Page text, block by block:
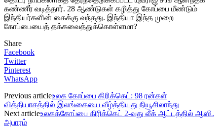
கண்ணீர் வடித்தார். 28 ஆண்டுகள் கழித்து கோப்பை மீண்டும்
இந்தியர்களின் கைக்கு வந்தது. இந்தியா இந்த முறை
கோப்பையைத் தக்கவைத்துக்கொள்ளமா?
Share
Facebook
Twitter
Pinterest
WhatsApp
Previous articleஉலக கோப்பை கிரிக்கெட்: 98 ரன்கள்
வித்தியாசத்தில் இலங்கையை வீழ்த்தியது நியூசிலாந்து
Next articleஉலகக்கோப்பை கிரிக்கெட் 2-வது லீக் ஆட்டத்தில் ஆஸி.
அபாரம்